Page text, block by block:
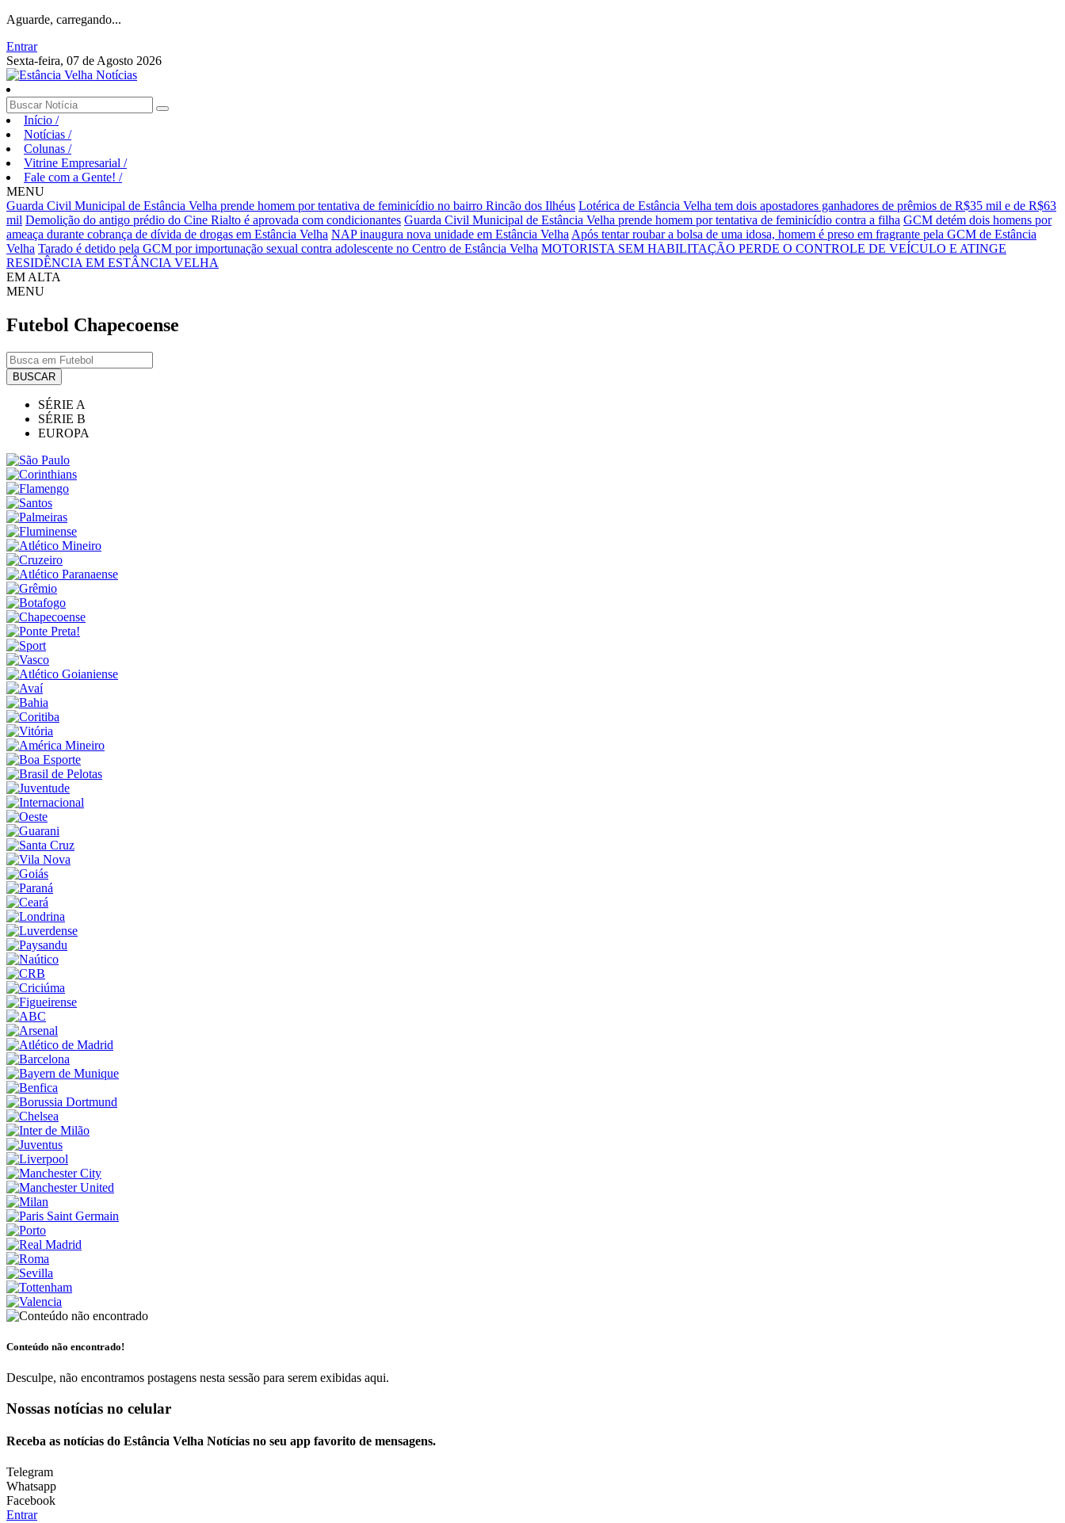
Aguarde, carregando...
Entrar
Sexta-feira, 07 de Agosto 2026
Início /
Notícias /
Colunas /
Vitrine Empresarial /
Fale com a Gente! /
MENU
Guarda Civil Municipal de Estância Velha prende homem por tentativa de feminicídio no bairro Rincão dos Ilhéus Lotérica de Estância Velha tem dois apostadores ganhadores de prêmios de R$35 mil e de R$63
mil Demolição do antigo prédio do Cine Rialto é aprovada com condicionantes Guarda Civil Municipal de Estância Velha prende homem por tentativa de feminicídio contra a filha GCM detém dois homens por
ameaça durante cobrança de dívida de drogas em Estância Velha NAP inaugura nova unidade em Estância Velha Após tentar roubar a bolsa de uma idosa, homem é preso em fragrante pela GCM de Estância
Velha Tarado é detido pela GCM por importunação sexual contra adolescente no Centro de Estância Velha MOTORISTA SEM HABILITAÇÃO PERDE O CONTROLE DE VEÍCULO E ATINGE
RESIDÊNCIA EM ESTÂNCIA VELHA
EM ALTA
MENU
Futebol Chapecoense
BUSCAR
SÉRIE A
SÉRIE B
EUROPA
Conteúdo não encontrado!
Desculpe, não encontramos postagens nesta sessão para serem exibidas aqui.
Nossas notícias no celular
Receba as notícias do Estância Velha Notícias no seu app favorito de mensagens.
Telegram
Whatsapp
Facebook
Entrar